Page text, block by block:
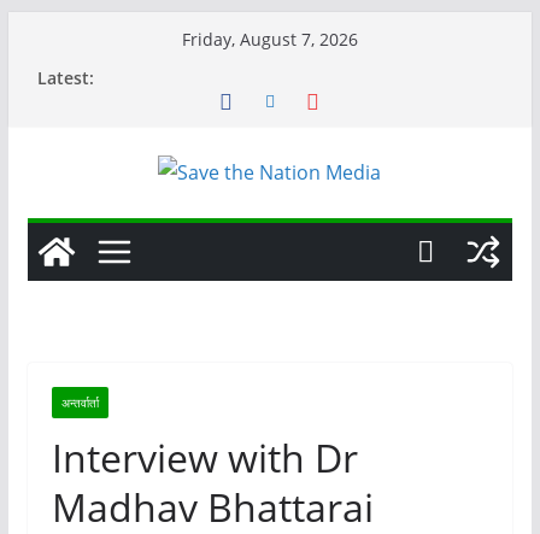
Friday, August 7, 2026
Latest:
अन्तर्वार्ता
Interview with Dr
Madhav Bhattarai